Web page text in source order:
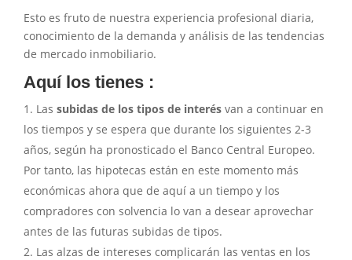
Esto es fruto de nuestra experiencia profesional diaria,
conocimiento de la demanda y análisis de las tendencias
de mercado inmobiliario.
Aquí los tienes :
Las subidas de los tipos de interés van a continuar en
los tiempos y se espera que durante los siguientes 2-3
años, según ha pronosticado el Banco Central Europeo.
Por tanto, las hipotecas están en este momento más
económicas ahora que de aquí a un tiempo y los
compradores con solvencia lo van a desear aprovechar
antes de las futuras subidas de tipos.
Las alzas de intereses complicarán las ventas en los